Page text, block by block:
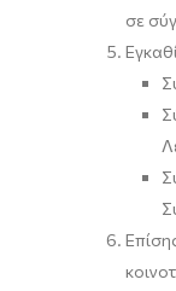
σε